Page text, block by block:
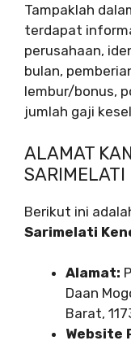
Tampaklah
terdapat
perusahaan,
bulan,
lembur/bonus,
jumlah gaji
ALAMAT
SARIMELATI
Berikut ini
Sarimelati
Alamat:
Daan
Barat,
Website